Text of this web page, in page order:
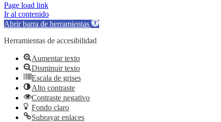
Page load link
Ir al contenido
Abrir barra de herramientas
Herramientas de accesibilidad
Aumentar texto
Disminuir texto
Escala de grises
Alto contraste
Contraste negativo
Fondo claro
Subrayar enlaces